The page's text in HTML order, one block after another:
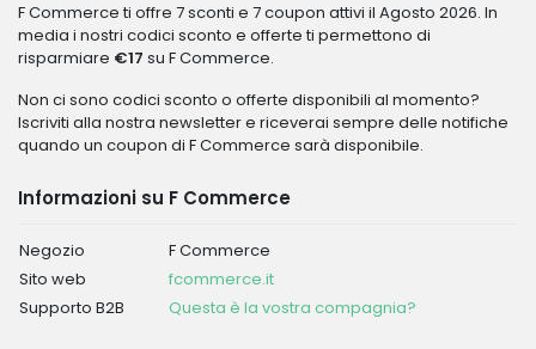
F Commerce ti offre 7 sconti e 7 coupon attivi il Agosto 2026. In
media i nostri codici sconto e offerte ti permettono di
risparmiare €17 su F Commerce.
Non ci sono codici sconto o offerte disponibili al momento?
Iscriviti alla nostra newsletter e riceverai sempre delle notifiche
quando un coupon di F Commerce sarà disponibile.
Informazioni su F Commerce
Negozio
F Commerce
Sito web
fcommerce.it
Supporto B2B
Questa è la vostra compagnia?